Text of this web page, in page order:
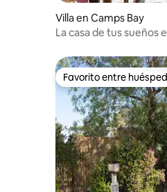
Villa en Camps Bay
La casa de tus sueños
Favorito entre
Favorito entre